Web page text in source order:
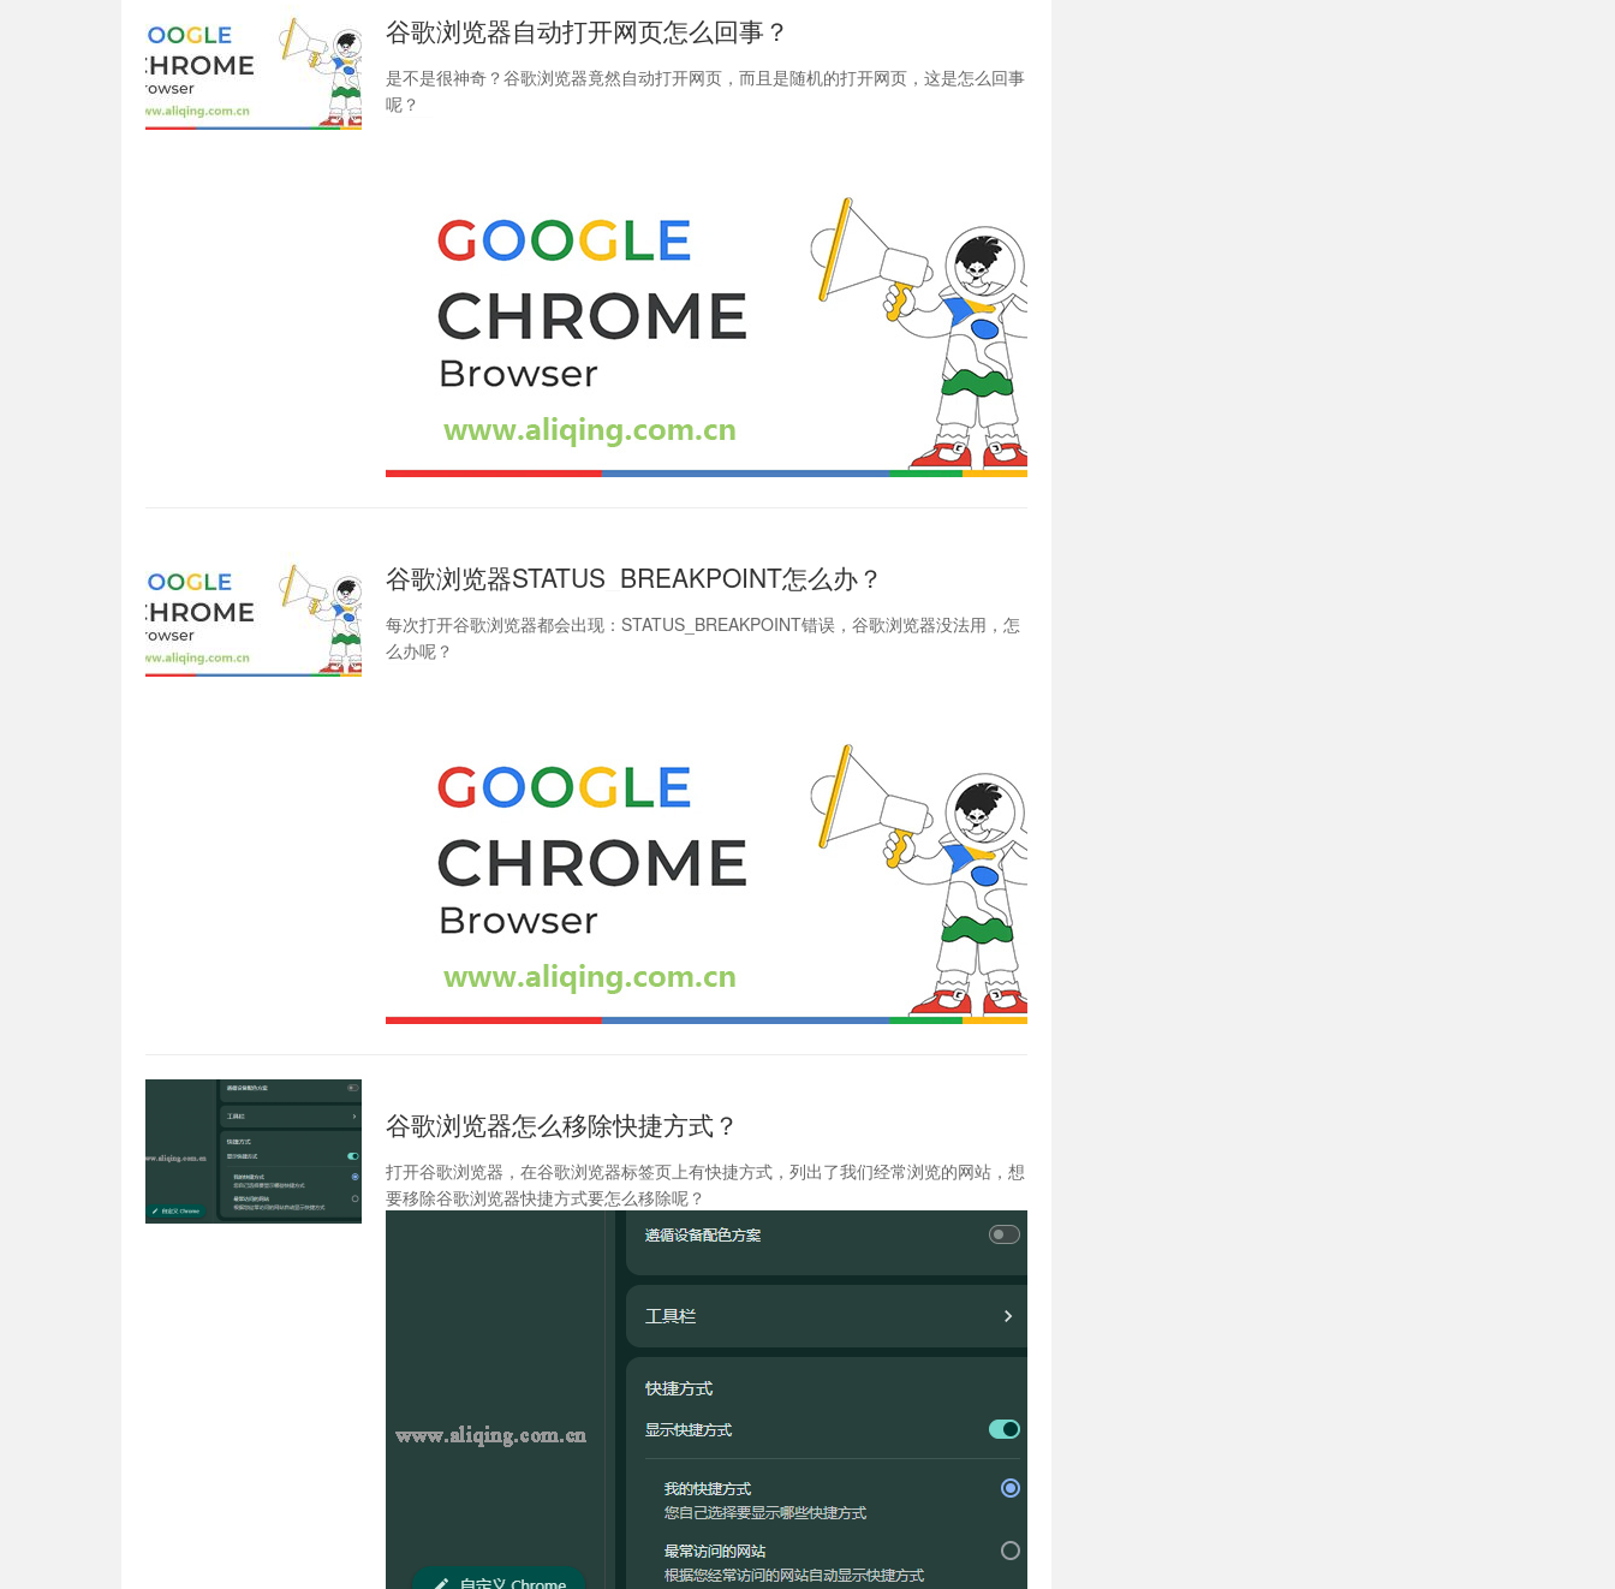
谷歌浏览器自动打开网页怎么回事？
是不是很神奇？谷歌浏览器竟然自动打开网页，而且是随机的打开网页，这是怎么回事
呢？
谷歌浏览器STATUS_BREAKPOINT怎么办？
每次打开谷歌浏览器都会出现：STATUS_BREAKPOINT错误，谷歌浏览器没法用，怎
么办呢？
谷歌浏览器怎么移除快捷方式？
打开谷歌浏览器，在谷歌浏览器标签页上有快捷方式，列出了我们经常浏览的网站，想
要移除谷歌浏览器快捷方式要怎么移除呢？